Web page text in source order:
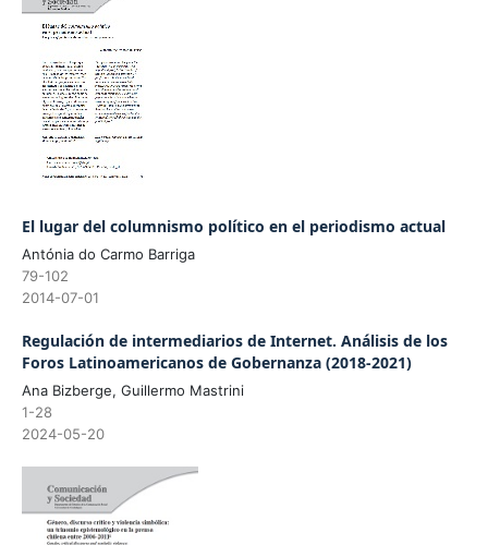
El lugar del columnismo político en el periodismo actual
Antónia do Carmo Barriga
79-102
2014-07-01
Regulación de intermediarios de Internet. Análisis de los
Foros Latinoamericanos de Gobernanza (2018-2021)
Ana Bizberge, Guillermo Mastrini
1-28
2024-05-20